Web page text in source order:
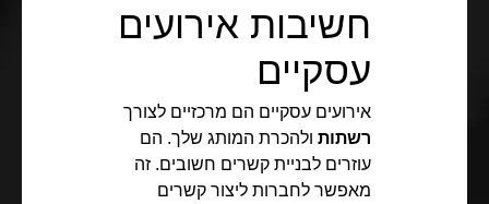
חשיבות אירועים
עסקיים
אירועים עסקיים הם מרכזיים לצורך
רשתות ולהכרת המותג שלך. הם
עוזרים לבניית קשרים חשובים. זה
מאפשר לחברות ליצור קשרים